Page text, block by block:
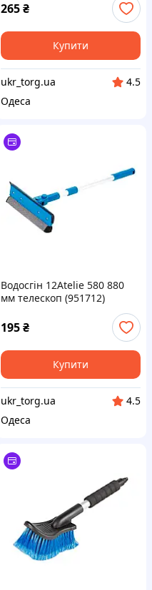
265₴
Купити
ukr_torg.ua
4.5
Одеса
Водосгін 12Atelie 580 880
мм телескоп (951712)
195₴
Купити
ukr_torg.ua
4.5
Одеса